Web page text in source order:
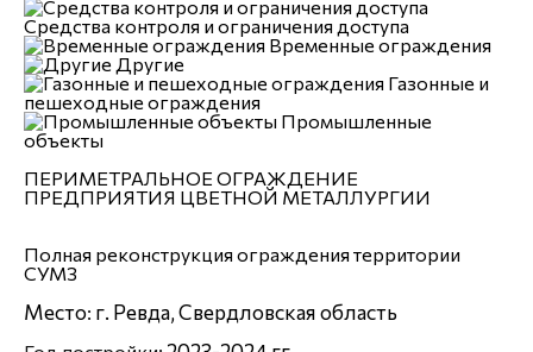
Средства контроля и ограничения доступа
Временные ограждения
Другие
Газонные и
пешеходные ограждения
Промышленные
объекты
ПЕРИМЕТРАЛЬНОЕ ОГРАЖДЕНИЕ
ПРЕДПРИЯТИЯ ЦВЕТНОЙ МЕТАЛЛУРГИИ
Полная реконструкция ограждения территории
СУМЗ
Место: г. Ревда, Свердловская область